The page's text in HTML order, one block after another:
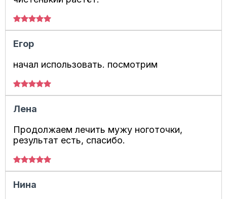
Егор
начал использовать. посмотрим
Лена
Продолжаем лечить мужу ноготочки,
результат есть, спасибо.
Нина